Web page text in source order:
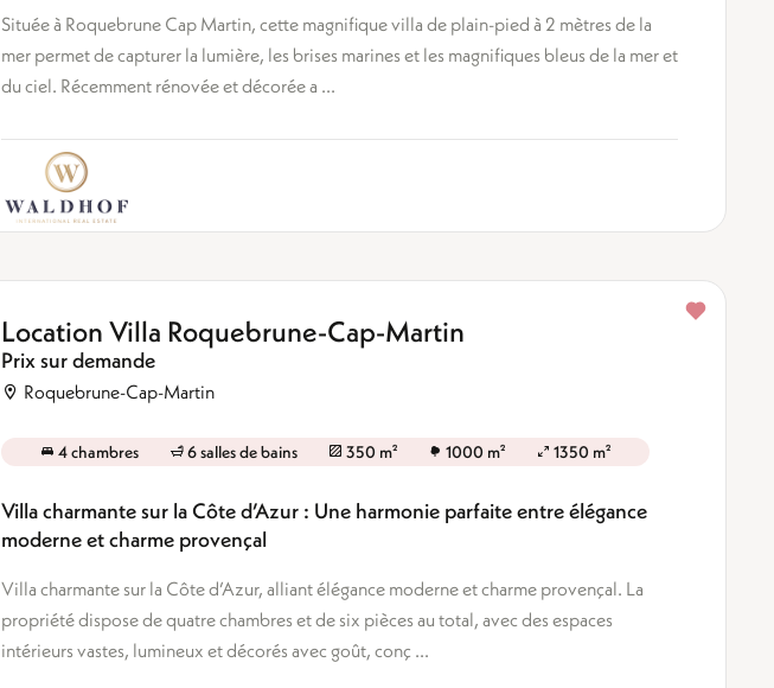
Située à Roquebrune Cap Martin, cette magnifique villa de plain-pied à 2 mètres de la
mer permet de capturer la lumière, les brises marines et les magnifiques bleus de la mer et
du ciel. Récemment rénovée et décorée a ...
Location Villa Roquebrune-Cap-Martin
Prix sur demande
Roquebrune-Cap-Martin
4 chambres 6 salles de bains 350 m² 1000 m² 1350 m²
Villa charmante sur la Côte d’Azur : Une harmonie parfaite entre élégance
moderne et charme provençal
Villa charmante sur la Côte d’Azur, alliant élégance moderne et charme provençal. La
propriété dispose de quatre chambres et de six pièces au total, avec des espaces
intérieurs vastes, lumineux et décorés avec goût, conç ...